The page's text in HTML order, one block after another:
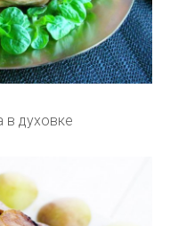
в духовке